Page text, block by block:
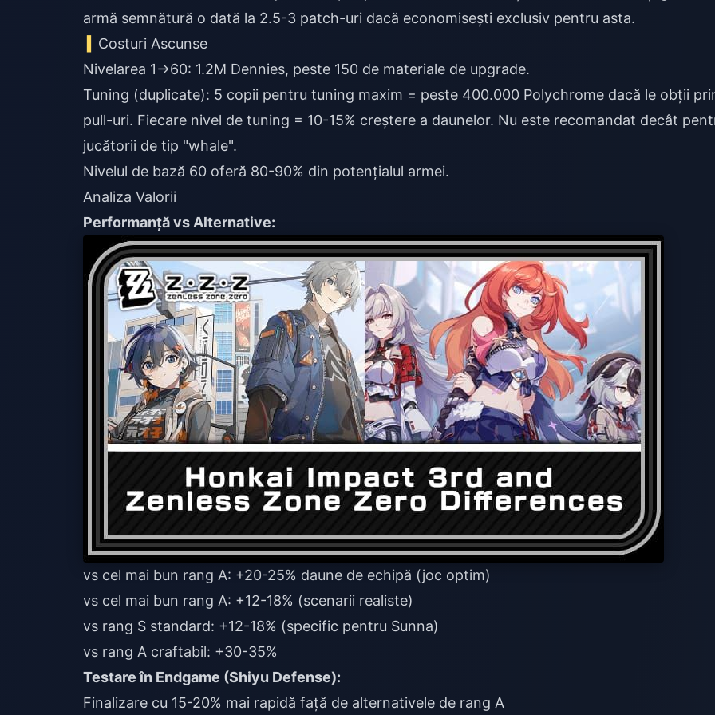
armă semnătură o dată la 2.5-3 patch-uri dacă economisești exclusiv pentru asta.
Costuri Ascunse
Nivelarea 1→60: 1.2M Dennies, peste 150 de materiale de upgrade.
Tuning (duplicate): 5 copii pentru tuning maxim = peste 400.000 Polychrome dacă le obții
pull-uri. Fiecare nivel de tuning = 10-15% creștere a daunelor. Nu este recomandat decât
jucătorii de tip "whale".
Nivelul de bază 60 oferă 80-90% din potențialul armei.
Analiza Valorii
Performanță vs Alternative:
vs cel mai bun rang A: +20-25% daune de echipă (joc optim)
vs cel mai bun rang A: +12-18% (scenarii realiste)
vs rang S standard: +12-18% (specific pentru Sunna)
vs rang A craftabil: +30-35%
Testare în Endgame (Shiyu Defense):
Finalizare cu 15-20% mai rapidă față de alternativele de rang A